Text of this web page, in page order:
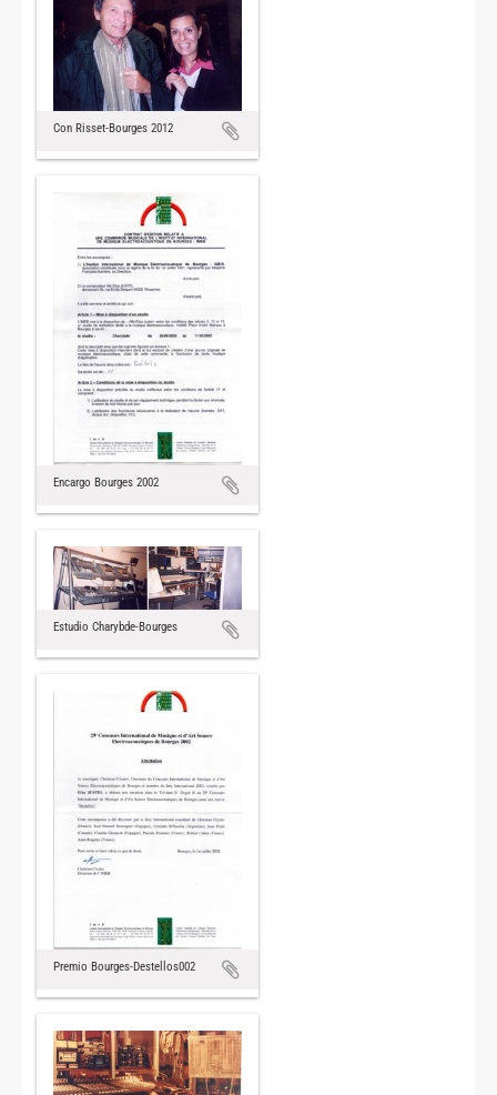
Con Risset-Bourges 2012
Encargo Bourges 2002
Estudio Charybde-Bourges
Premio Bourges-Destellos002